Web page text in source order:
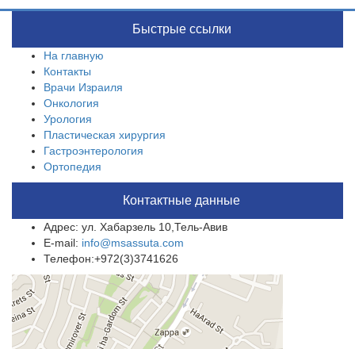
Быстрые ссылки
На главную
Контакты
Врачи Израиля
Онкология
Урология
Пластическая хирургия
Гастроэнтерология
Ортопедия
Контактные данные
Адрес: ул. Хабарзель 10,Тель-Авив
E-mail: info@msassuta.com
Телефон:+972(3)3741626